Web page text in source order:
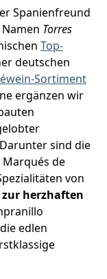
Spanienfreund
Torres
Top-
deutschen
Sortiment
ergänzen wir
sind die
de
von
herzhaften
edlen